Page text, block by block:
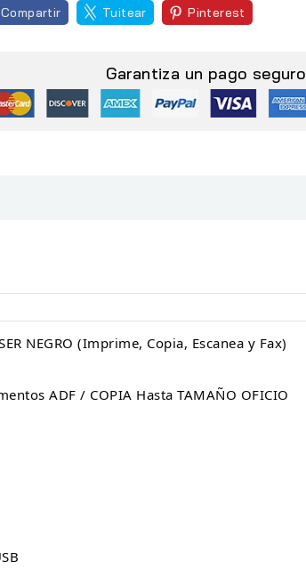
Compartir Tuitear Pinterest
Garantiza un pago seguro
NEGRO (Imprime, Copia, Escanea y Fax)
ADF / COPIA Hasta TAMAÑO OFICIO